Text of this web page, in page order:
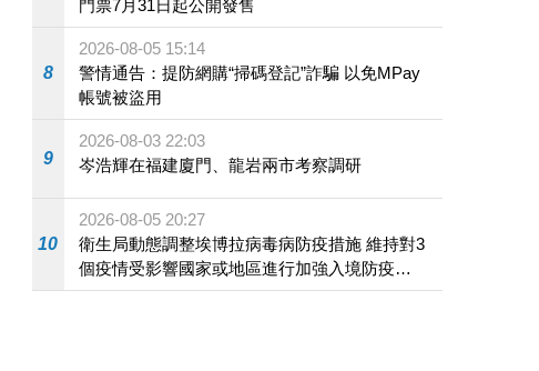
門票7月31日起公開發售
8
2026-08-05 15:14
警情通告：提防網購“掃碼登記”詐騙 以免MPay
帳號被盜用
9
2026-08-03 22:03
岑浩輝在福建廈門、龍岩兩市考察調研
10
2026-08-05 20:27
衛生局動態調整埃博拉病毒病防疫措施 維持對3
個疫情受影響國家或地區進行加強入境防疫措
施